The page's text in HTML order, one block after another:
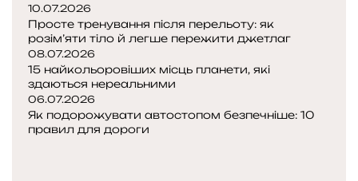
10.07.2026
Просте тренування після перельоту: як
розім’яти тіло й легше пережити джетлаг
08.07.2026
15 найкольоровіших місць планети, які
здаються нереальними
06.07.2026
Як подорожувати автостопом безпечніше: 10
правил для дороги